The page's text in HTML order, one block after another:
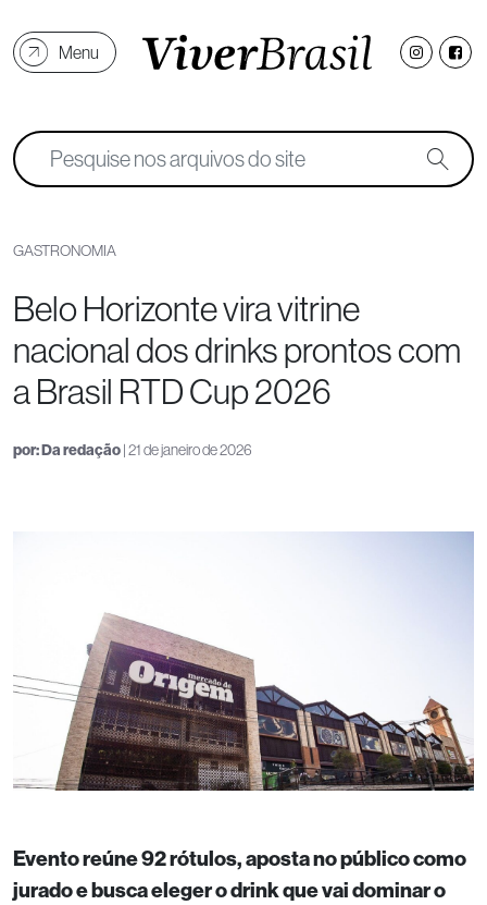
Menu
GASTRONOMIA
Belo Horizonte vira vitrine
nacional dos drinks prontos com
a Brasil RTD Cup 2026
por:Da redação| 21 de janeiro de 2026
Evento reúne 92 rótulos, aposta no público como
jurado e busca eleger o drink que vai dominar o